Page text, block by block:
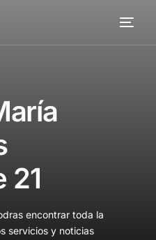
21
encontrar toda la
servicios y noticias